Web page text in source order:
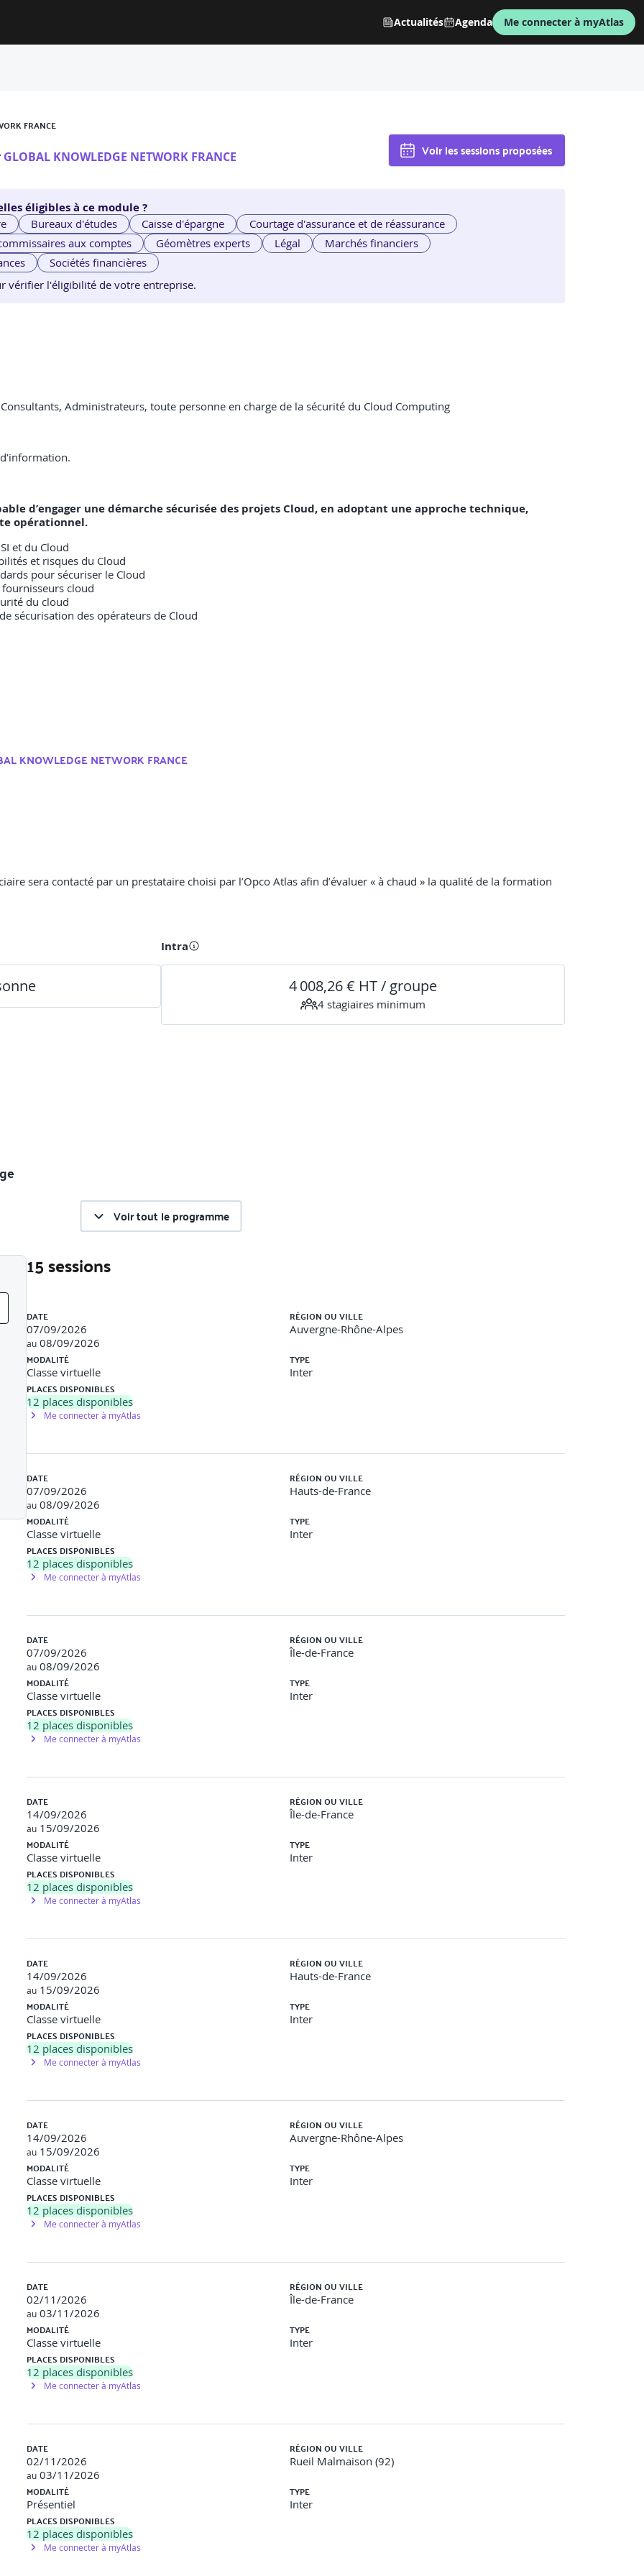
Actualités Agenda Me connecter à myAtlas
FRANCE
GLOBAL KNOWLEDGE NETWORK FRANCE Voir les sessions proposées
éligibles à ce module ?
Bureaux d'études Caisse d'épargne
Courtage d'assurance et de réassurance
aux comptes Géomètres experts Légal
Marchés financiers
Sociétés financières
vérifier l'éligibilité de votre entreprise.
Consultants, Administrateurs, toute personne en charge de la sécurité du Cloud Computing
d'information.
d’engager une démarche sécurisée des projets Cloud, en adoptant une approche technique,
opérationnel.
et du Cloud
et risques du Cloud
pour sécuriser le Cloud
cloud
du cloud
sécurisation des opérateurs de Cloud
KNOWLEDGE NETWORK FRANCE
sera contacté par un prestataire choisi par l’Opco Atlas afin d’évaluer « à chaud » la qualité de la formation
Intra
4 008,26 € HT / groupe
4 stagiaires minimum
computing
la gestion des risques
Voir tout le programme
15 sessions
DATE
07/09/2026
au 08/09/2026
RÉGION OU VILLE
Auvergne-Rhône-Alpes
MODALITÉ
Classe virtuelle
TYPE
Inter
PLACES DISPONIBLES
12 places disponibles
Me connecter à myAtlas
DATE
07/09/2026
au 08/09/2026
RÉGION OU VILLE
Hauts-de-France
MODALITÉ
Classe virtuelle
TYPE
Inter
PLACES DISPONIBLES
12 places disponibles
Me connecter à myAtlas
DATE
07/09/2026
au 08/09/2026
RÉGION OU VILLE
Île-de-France
MODALITÉ
Classe virtuelle
TYPE
Inter
PLACES DISPONIBLES
12 places disponibles
Me connecter à myAtlas
DATE
14/09/2026
au 15/09/2026
RÉGION OU VILLE
Île-de-France
MODALITÉ
Classe virtuelle
TYPE
Inter
PLACES DISPONIBLES
12 places disponibles
Me connecter à myAtlas
DATE
14/09/2026
au 15/09/2026
RÉGION OU VILLE
Hauts-de-France
MODALITÉ
Classe virtuelle
TYPE
Inter
PLACES DISPONIBLES
12 places disponibles
Me connecter à myAtlas
DATE
14/09/2026
au 15/09/2026
RÉGION OU VILLE
Auvergne-Rhône-Alpes
MODALITÉ
Classe virtuelle
TYPE
Inter
PLACES DISPONIBLES
12 places disponibles
Me connecter à myAtlas
DATE
02/11/2026
au 03/11/2026
RÉGION OU VILLE
Île-de-France
MODALITÉ
Classe virtuelle
TYPE
Inter
PLACES DISPONIBLES
12 places disponibles
Me connecter à myAtlas
DATE
02/11/2026
au 03/11/2026
RÉGION OU VILLE
Rueil Malmaison (92)
MODALITÉ
Présentiel
TYPE
Inter
PLACES DISPONIBLES
12 places disponibles
Me connecter à myAtlas